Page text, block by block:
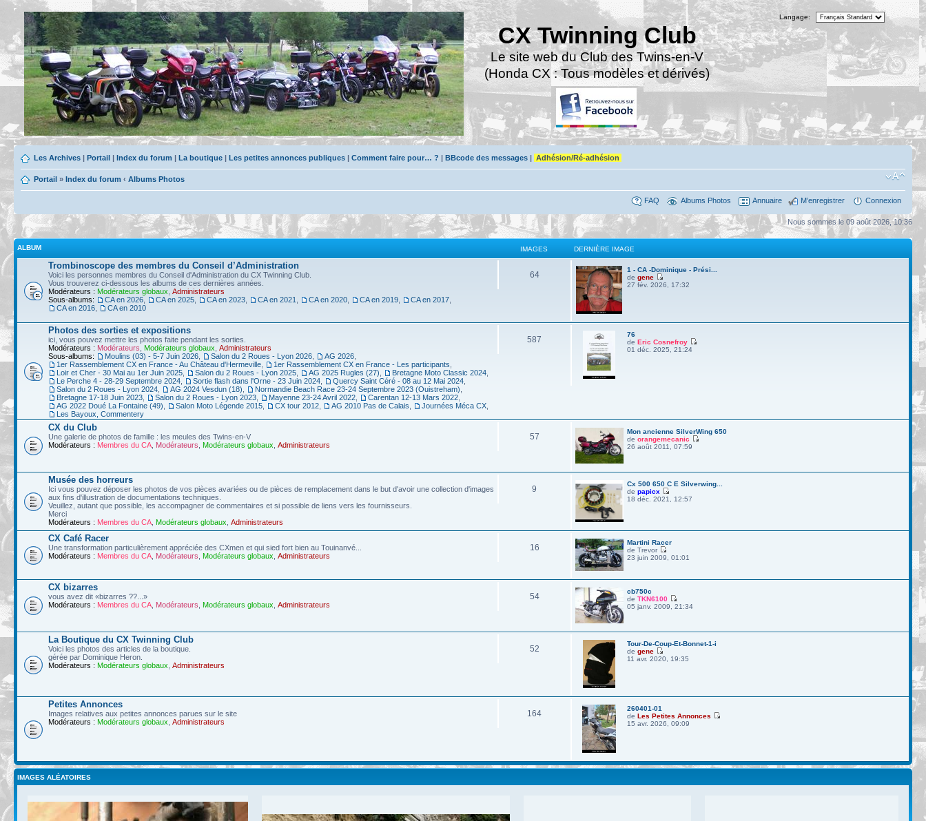
CX Twinning Club
Le site web du Club des Twins-en-V
(Honda CX : Tous modèles et dérivés)
Langage:
Les Archives | Portail | Index du forum | La boutique | Les petites annonces publiques | Comment faire pour… ? | BBcode des messages | Adhésion/Ré-adhésion
Portail » Index du forum ‹ Albums Photos
FAQ Albums Photos Annuaire M’enregistrer Connexion
Nous sommes le 09 août 2026, 10:36
ALBUM IMAGES DERNIÈRE IMAGE
Trombinoscope des membres du Conseil d’Administration
Voici les personnes membres du Conseil d'Administration du CX Twinning Club.
Vous trouverez ci-dessous les albums de ces dernières années.
Modérateurs : Modérateurs globaux Administrateurs
Sous-albums:
CA en 2026 CA en 2025 CA en 2023 CA en 2021 CA en 2020 CA en 2019 CA en 2017
CA en 2016
CA en 2010
64
1 - CA -Dominique - Prési...
de gene
27 fév. 2026, 17:32
Photos des sorties et expositions
ici, vous pouvez mettre les photos faite pendant les sorties.
Modérateurs : Modérateurs Modérateurs globaux Administrateurs
Sous-albums:
Moulins (03) - 5-7 Juin 2026 Salon du 2 Roues - Lyon 2026 AG 2026
1er Rassemblement CX en France - Au Château d'Hermeville
1er Rassemblement CX en France - Les participants
Loir et Cher - 30 Mai au 1er Juin 2025
Salon du 2 Roues - Lyon 2025 AG 2025 Rugles (27) Bretagne Moto Classic 2024
Le Perche 4 - 28-29 Septembre 2024
Sortie flash dans l'Orne - 23 Juin 2024 Quercy Saint Céré - 08 au 12 Mai 2024
Salon du 2 Roues - Lyon 2024
AG 2024 Vesdun (18) Normandie Beach Race 23-24 Septembre 2023 (Ouistreham)
Bretagne 17-18 Juin 2023
Salon du 2 Roues - Lyon 2023 Mayenne 23-24 Avril 2022 Carentan 12-13 Mars 2022
AG 2022 Doué La Fontaine (49)
Salon Moto Légende 2015 CX tour 2012 AG 2010 Pas de Calais Journées Méca CX
Les Bayoux, Commentery
587
76
de Eric Cosnefroy
01 déc. 2025, 21:24
CX du Club
Une galerie de photos de famille : les meules des Twins-en-V
Modérateurs : Membres du CA Modérateurs Modérateurs globaux Administrateurs
57
Mon ancienne SilverWing 650
de orangemecanic
26 août 2011, 07:59
Musée des horreurs
Ici vous pouvez déposer les photos de vos pièces avariées ou de pièces de remplacement dans le but d'avoir une collection d'images
aux fins d'illustration de documentations techniques.
Veuillez, autant que possible, les accompagner de commentaires et si possible de liens vers les fournisseurs.
Merci
Modérateurs : Membres du CA Modérateurs globaux Administrateurs
9
Cx 500 650 C E Silverwing...
de papicx
18 déc. 2021, 12:57
CX Café Racer
Une transformation particulièrement appréciée des CXmen et qui sied fort bien au Touinanvé...
Modérateurs : Membres du CA Modérateurs Modérateurs globaux Administrateurs
16
Martini Racer
de Trevor
23 juin 2009, 01:01
CX bizarres
vous avez dit «bizarres ??...»
Modérateurs : Membres du CA Modérateurs Modérateurs globaux Administrateurs
54
cb750c
de TKN6100
05 janv. 2009, 21:34
La Boutique du CX Twinning Club
Voici les photos des articles de la boutique.
gérée par Dominique Heron.
Modérateurs : Modérateurs globaux Administrateurs
52
Tour-De-Coup-Et-Bonnet-1-i
de gene
11 avr. 2020, 19:35
Petites Annonces
Images relatives aux petites annonces parues sur le site
Modérateurs : Modérateurs globaux Administrateurs
164
260401-01
de Les Petites Annonces
15 avr. 2026, 09:09
IMAGES ALÉATOIRES